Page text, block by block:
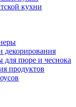
кухни
декорирования
для пюре и чеснока
продуктов